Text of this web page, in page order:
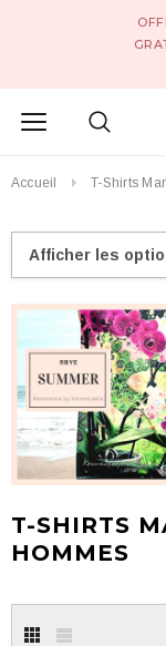
Accueil T-Shirts
Afficher les
T-SHIRTS
HOMMES